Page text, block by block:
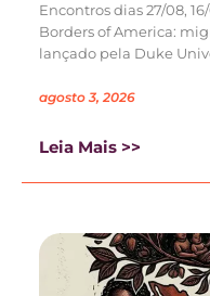
Encontros dias 27/08,
Borders of America:
lançado pela Duke
agosto 3, 2026
Leia Mais >>